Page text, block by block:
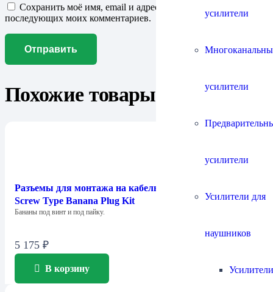
усилители
усилители
усилители
Усилители для
наушников
Сохранить моё имя, email и адрес сайта в этом браузере для
последующих моих комментариев.
Похожие товары
Разъемы для монтажа на кабель Chord Company 4mm
Screw Type Banana Plug Kit
Бананы под винт и под пайку.
5 175 ₽
В корзину